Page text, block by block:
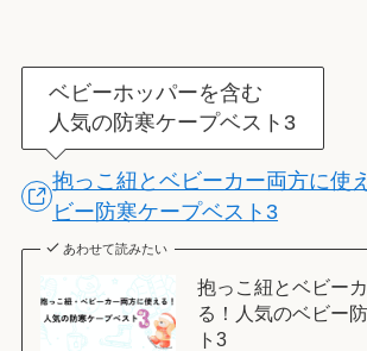
ベビーホッパーを含む
人気の防寒ケープベスト3
抱っこ紐とベビーカー両方に使
ビー防寒ケープベスト3
あわせて読みたい
抱っこ紐とベビー
る！人気のベビー
ト3